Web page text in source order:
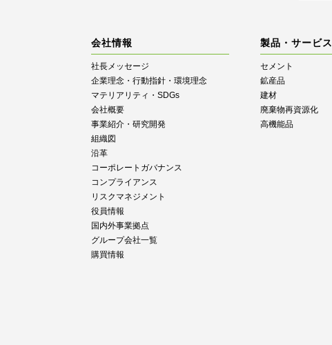
会社情報
社長メッセージ
企業理念・行動指針・環境理念
マテリアリティ・SDGs
会社概要
事業紹介・研究開発
組織図
沿革
コーポレートガバナンス
コンプライアンス
リスクマネジメント
役員情報
国内外事業拠点
グループ会社一覧
購買情報
製品・サービス
セメント
鉱産品
建材
廃棄物再資源化
高機能品